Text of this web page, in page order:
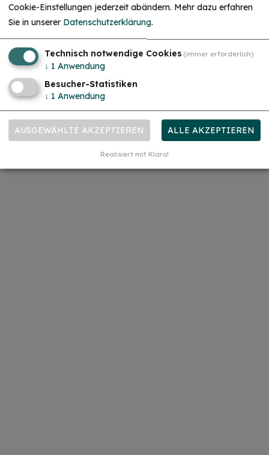
Cookie-Einstellungen jederzeit abändern. Mehr dazu erfahren
Sie in unserer Datenschutzerklärung.
Technisch notwendige Cookies (immer erforderlich)
↓ 1 Anwendung
Besucher-Statistiken
↓ 1 Anwendung
AUSGEWÄHLTE AKZEPTIEREN ALLE AKZEPTIEREN
Realisiert mit Klaro!